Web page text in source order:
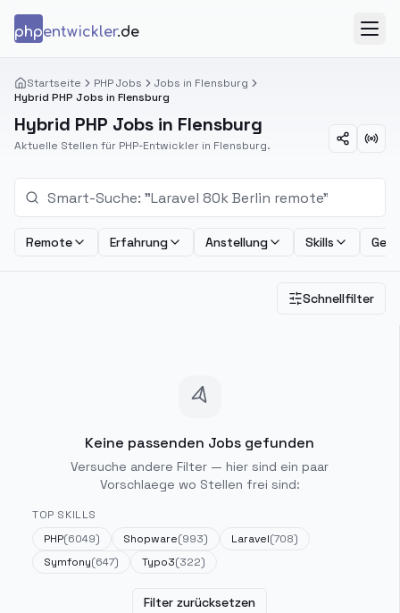
phpentwickler.de
Startseite PHP Jobs
Jobs in Flensburg
Hybrid PHP Jobs in Flensburg
Hybrid PHP Jobs in Flensburg
Aktuelle Stellen für PHP-Entwickler in Flensburg.
Remote Erfahrung Anstellung Skills
Schnellfilter
Keine passenden Jobs gefunden
Versuche andere Filter — hier sind ein paar
Vorschlaege wo Stellen frei sind:
TOP SKILLS
PHP(6049) Shopware(993) Laravel(708)
Symfony(647) Typo3(322)
Filter zurücksetzen